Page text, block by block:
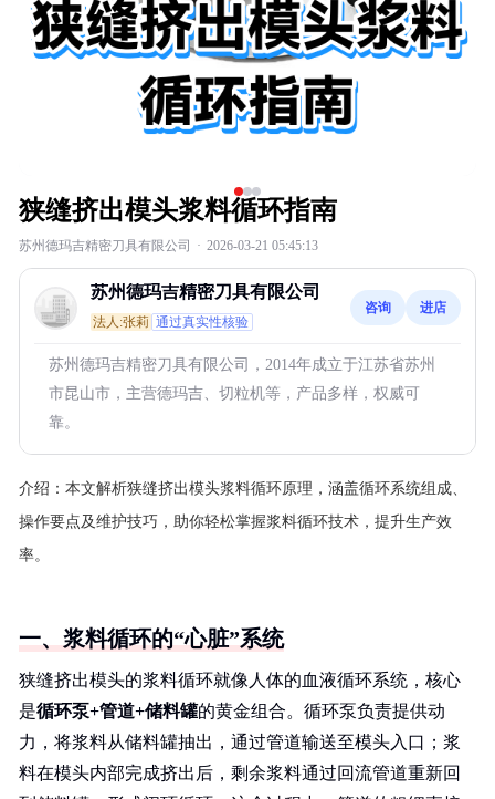
狭缝挤出模头浆料循环指南
苏州德玛吉精密刀具有限公司 · 2026-03-21 05:45:13
苏州德玛吉精密刀具有限公司
法人:张莉 通过真实性核验
咨询 进店
苏州德玛吉精密刀具有限公司，2014年成立于江苏省苏州
市昆山市，主营德玛吉、切粒机等，产品多样，权威可
靠。
介绍： 本文解析狭缝挤出模头浆料循环原理，涵盖循环系统组成、
操作要点及维护技巧，助你轻松掌握浆料循环技术，提升生产效
率。
一、浆料循环的“心脏”系统
狭缝挤出模头的浆料循环就像人体的血液循环系统，核心
是循环泵+管道+储料罐的黄金组合。循环泵负责提供动
力，将浆料从储料罐抽出，通过管道输送至模头入口；浆
料在模头内部完成挤出后，剩余浆料通过回流管道重新回